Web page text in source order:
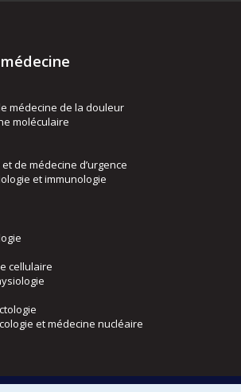
médecine de la douleur
moléculaire
de médecine d’urgence
et immunologie
cellulaire
et médecine nucléaire